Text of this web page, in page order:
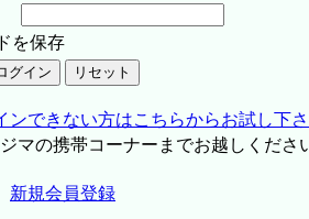
を保存
ンできない方はこちらからお試し下
マの携帯コーナーまでお越しくださ
新規会員登録